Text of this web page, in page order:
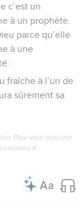
c’est un
à un prophète.
parce qu’elle
à une
:
fraîche à l’un de
sûrement sa
Pour vous procurer